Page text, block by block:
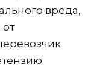
вреда,